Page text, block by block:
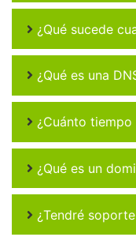
¿Qué sucede
¿Qué es una
¿Cuánto
¿Qué es un
¿Tendré